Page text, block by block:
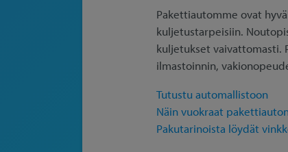
Pakettiautomme ovat
kuljetustarpeisiin.
kuljetukset vaivattomasti.
ilmastoinnin,
Tutustu automallistoon
Näin vuokraat
Pakutarinoista löydät